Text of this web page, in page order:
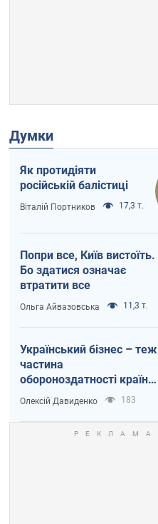
Думки
Як протидіяти
російській балістиці
Віталій Портников 17,3 т.
Попри все, Київ вистоїть.
Бо здатися означає
втратити все
Ольга Айвазовська 11,3 т.
Український бізнес – теж
частина
обороноздатності країни.
Не віддавайте їхній ринок
чужим
Олексій Давиденко 183